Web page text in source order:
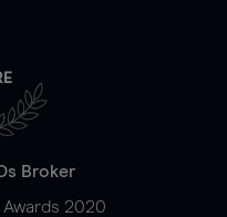
Broker
2020